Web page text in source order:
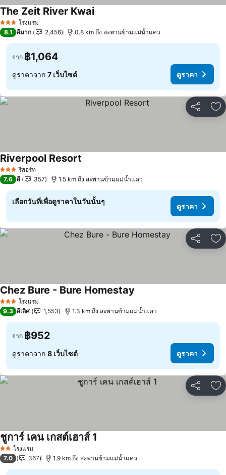
3 ดาว โรงแรม
The Zeit River Kwai
8.1 ดีมาก 2,456 0.8 km ถึง สะพานข้ามแม่น้ำแคว
จาก ฿1,064
ดูราคาจาก 7 เว็บไซต์ ดูราคา
แชร์ เ
3 ดาว รีสอร์ท
Riverpool Resort
7.6 ดี 357 1.5 km ถึง สะพานข้ามแม่น้ำแคว
เลือกวันที่เพื่อดูราคาในวันนั้นๆ
ดูราคา
แชร์ เ
3 ดาว โรงแรม
Chez Bure - Bure Homestay
9.3 ดีเลิศ 1,553 1.3 km ถึง สะพานข้ามแม่น้ำแคว
จาก ฿952
ดูราคาจาก 8 เว็บไซต์ ดูราคา
แชร์ เ
2 ดาวโรงแรม
ชูการ์ เคน เกสต์เฮาส์ 1
7.0 367 1.9 km ถึง สะพานข้ามแม่น้ำแคว